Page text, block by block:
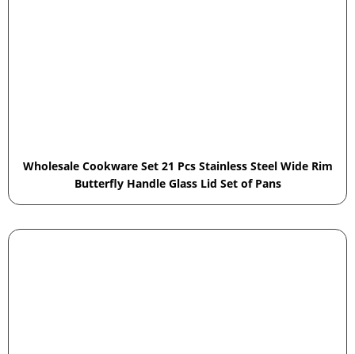
Wholesale Cookware Set 21 Pcs Stainless Steel Wide Rim
Butterfly Handle Glass Lid Set of Pans